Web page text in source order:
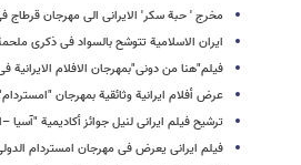
مخرج ' حبة سکر' الایرانی الی مهرجان
ایران الاسلامیة تتوشح بالسواد فی ذکری
فیلم"هنا من دونی"بمهرجان الافلام الایرانیة
عرض أفلام ایرانیة وثائقیة بمهرجان
ترشیح فیلم ایرانی لنیل جوائز أکادیمیة "آسیا
فیلم ایرانی یعرض فی مهرجان امستردام